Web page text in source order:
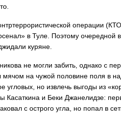
операции
в Туле. Поэтому очередной
куряне.
не могли забить, однако с
на чужой половине поля в
угловых, но извлечь выгоды из
Касаткина и Беки Джанелидзе:
с острого угла, но попал в